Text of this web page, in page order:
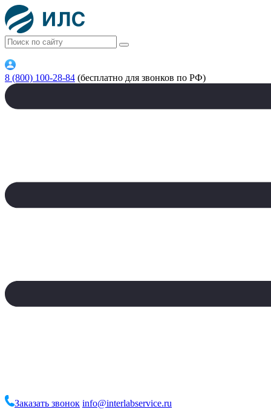
8 (800) 100-28-84 (бесплатно для звонков по РФ)
Заказать звонок info@interlabservice.ru